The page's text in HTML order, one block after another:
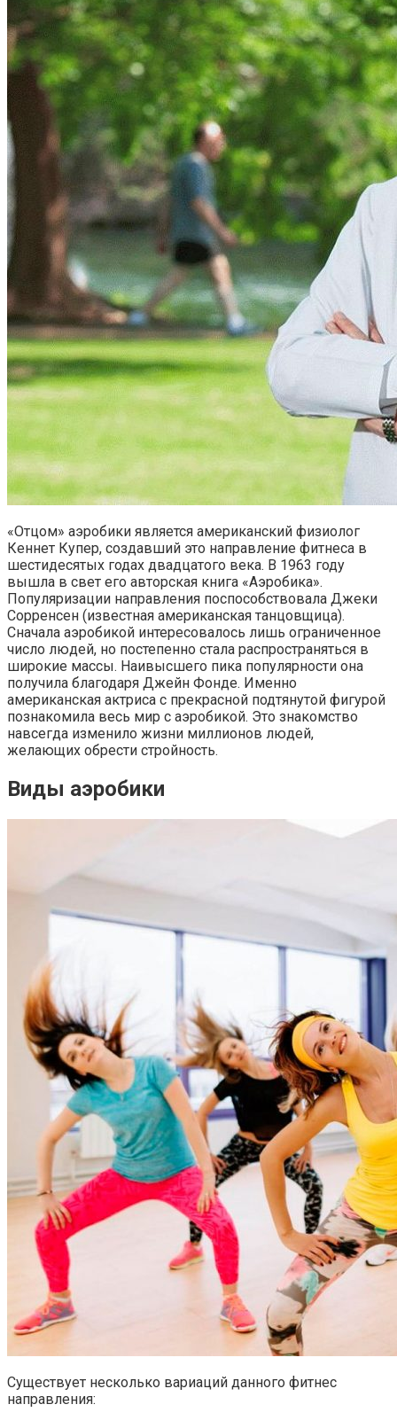
«Отцом» аэробики является американский физиолог
Кеннет Купер, создавший это направление фитнеса в
шестидесятых годах двадцатого века. В 1963 году
вышла в свет его авторская книга «Аэробика».
Популяризации направления поспособствовала Джеки
Сорренсен (известная американская танцовщица).
Сначала аэробикой интересовалось лишь ограниченное
число людей, но постепенно стала распространяться в
широкие массы. Наивысшего пика популярности она
получила благодаря Джейн Фонде. Именно
американская актриса с прекрасной подтянутой фигурой
познакомила весь мир с аэробикой. Это знакомство
навсегда изменило жизни миллионов людей,
желающих обрести стройность.
Виды аэробики
Существует несколько вариаций данного фитнес
направления: